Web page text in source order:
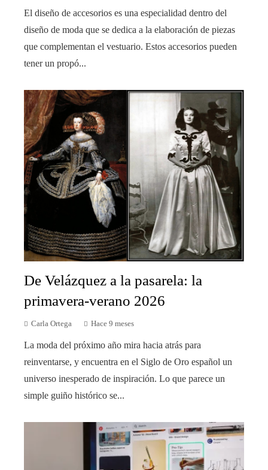
El diseño de accesorios es una especialidad dentro del
diseño de moda que se dedica a la elaboración de piezas
que complementan el vestuario. Estos accesorios pueden
tener un propó...
De Velázquez a la pasarela: la
primavera-verano 2026
Carla Ortega Hace 9 meses
La moda del próximo año mira hacia atrás para
reinventarse, y encuentra en el Siglo de Oro español un
universo inesperado de inspiración. Lo que parece un
simple guiño histórico se...